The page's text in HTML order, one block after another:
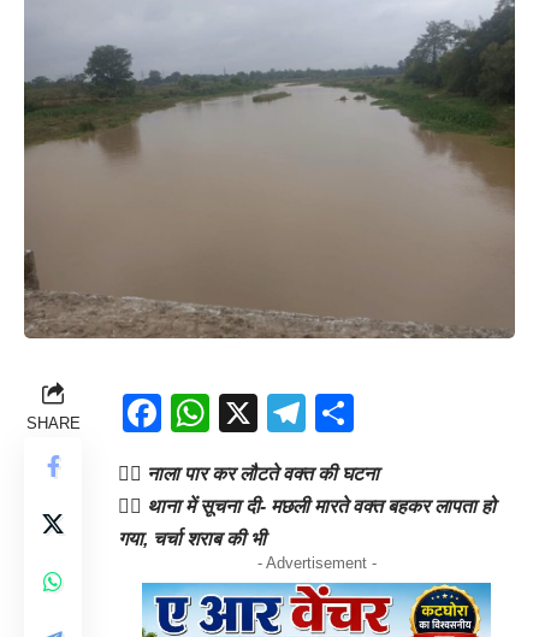
SHARE Facebook
WhatsApp
X Telegram
👉🏻 नाला पार कर लौटते वक्त की घटना
👉🏻 थाना में सूचना दी- मछली मारते वक्त बहकर लापता हो
गया, चर्चा शराब की भी
- Advertisement -